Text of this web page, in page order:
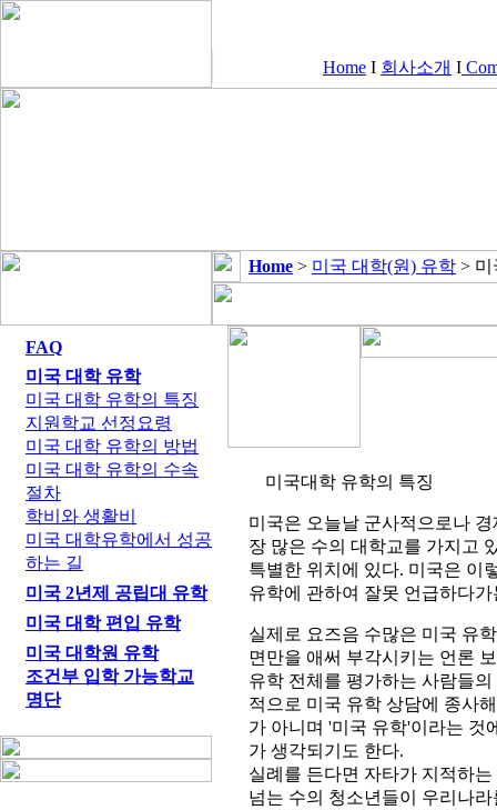
Home I 회사소개 I
FAQ
미국 대학 유학
미국 대학 유학의 특징
지원학교 선정요령
미국 대학 유학의 방법
미국 대학 유학의 수속
절차
학비와 생활비
미국 대학유학에서 성공
하는 길
미국 2년제 공립대 유학
미국 대학 편입 유학
미국 대학원 유학
조건부 입학 가능학교
명단
Home > 미국 대학(원) 유학 > 미
미국대학 유학의 특징
미국은 오늘날 군사적으로나
장 많은 수의 대학교를 가지고
특별한 위치에 있다. 미국은 이
유학에 관하여 잘못 언급하다
실제로 요즈음 수많은 미국 유
면만을 애써 부각시키는 언론
유학 전체를 평가하는 사람들
적으로 미국 유학 상담에 종사
가 아니며 '미국 유학'이라는 것
가 생각되기도 한다.
실례를 든다면 자타가 지적하
넘는 수의 청소년들이 우리나